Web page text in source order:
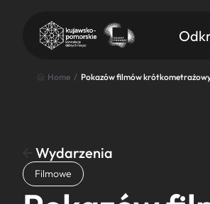
Znajdź atrakcję
Nazwa atrakcji
Home / Pokazów filmów
Wydarzenia
Filmowe